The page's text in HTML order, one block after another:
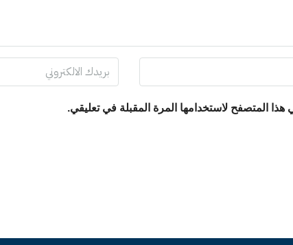
المتصفح لاستخدامها المرة المقبلة في تعليقي.